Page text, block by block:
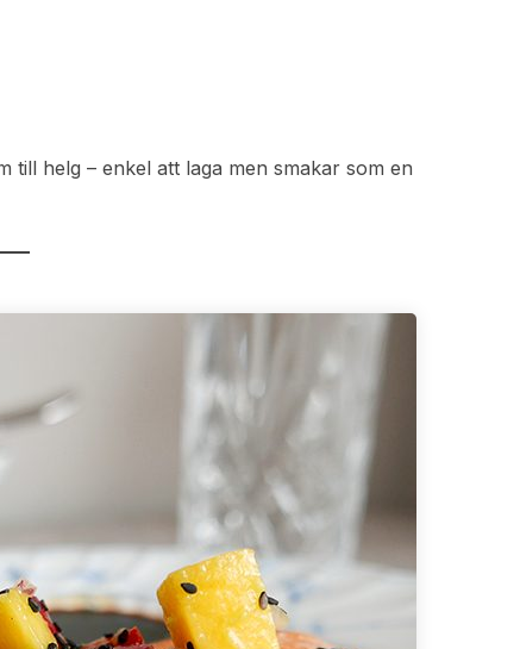
till helg – enkel att laga men smakar som en